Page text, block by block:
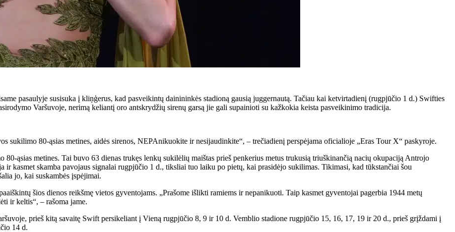
pasaulyje susisuka į kliņģerus, kad pasveikintų dainininkės stadioną gausią juggernautą. Tačiau kai ketvirtadienį (rugpjūčio 1 d.) Swifties
Varšuvoje, nerimą keliantį oro antskrydžių sirenų garsą jie gali supainioti su kažkokia keista pasveikinimo tradicija.
sukilimo 80-ąsias metines, aidės sirenos, NEPAnikuokite ir nesijaudinkite“, – trečiadienį perspėjama oficialioje „Eras Tour X“ paskyroje.
ąsias metines. Tai buvo 63 dienas trukęs lenkų sukilėlių maištas prieš penkerius metus trukusią triuškinančią nacių okupaciją Antrojo
ir kasmet skamba pavojaus signalai rugpjūčio 1 d., tiksliai tuo laiku po pietų, kai prasidėjo sukilimas. Tikimasi, kad tūkstančiai šou
jo, kai suskambės įspėjimai.
šios dienos reikšmę vietos gyventojams. „Prašome išlikti ramiems ir nepanikuoti. Taip kasmet gyventojai pagerbia 1944 metų
ir keltis“, – rašoma jame.
prieš kitą savaitę Swift persikeliant į Vieną rugpjūčio 8, 9 ir 10 d. Vemblio stadione rugpjūčio 15, 16, 17, 19 ir 20 d., prieš grįždami į
14 d.